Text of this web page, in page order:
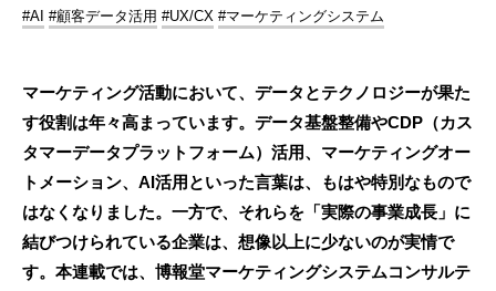
#AI #顧客データ活用 #UX/CX #マーケティングシステム
マーケティング活動において、データとテクノロジーが果た
す役割は年々高まっています。データ基盤整備やCDP（カス
タマーデータプラットフォーム）活用、マーケティングオー
トメーション、AI活用といった言葉は、もはや特別なもので
はなくなりました。一方で、それらを「実際の事業成長」に
結びつけられている企業は、想像以上に少ないのが実情で
す。本連載では、博報堂マーケティングシステムコンサルテ